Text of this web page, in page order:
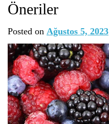
Öneriler
Posted on Ağustos 5, 2023